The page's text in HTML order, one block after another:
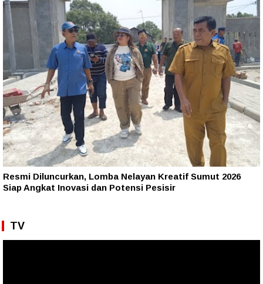
Resmi Diluncurkan, Lomba Nelayan Kreatif Sumut 2026
Siap Angkat Inovasi dan Potensi Pesisir
TV